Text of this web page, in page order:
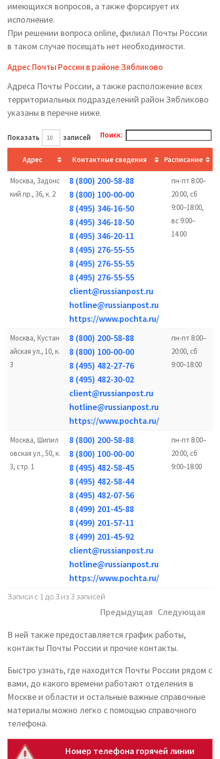
имеющихся вопросов, а также форсирует их
исполнение.
При решении вопроса online, филиал Почты России
в таком случае посещать нет необходимости.
Адрес Почты России в районе Зябликово
Адреса Почты России, а также расположение всех
территориальных подразделений район Зябликово
указаны в перечне ниже.
Показать записей Поиск:
Адрес Контактные сведения Расписание
Москва, Задонс
кий пр., 36, к. 2
8 (800) 200-58-88
8 (800) 100-00-00
8 (495) 346-16-50
8 (495) 346-18-50
8 (495) 346-20-11
8 (495) 276-55-55
8 (495) 276-55-55
8 (495) 276-55-55
client@russianpost.ru
hotline@russianpost.ru
https://www.pochta.ru/
пн-пт 8:00–
20:00, сб
9:00–18:00,
вс 9:00–
14:00
Москва, Кустан
айская ул., 10, к.
3
8 (800) 200-58-88
8 (800) 100-00-00
8 (495) 482-27-76
8 (495) 482-30-02
client@russianpost.ru
hotline@russianpost.ru
https://www.pochta.ru/
пн-пт 8:00–
20:00, сб
9:00–18:00
Москва, Шипил
овская ул., 50, к.
3, стр. 1
8 (800) 200-58-88
8 (800) 100-00-00
8 (495) 482-58-45
8 (495) 482-58-44
8 (495) 482-07-56
8 (499) 201-45-88
8 (499) 201-57-11
8 (499) 201-45-92
client@russianpost.ru
hotline@russianpost.ru
https://www.pochta.ru/
пн-пт 8:00–
20:00, сб
9:00–18:00
Записи с 1 до 3 из 3 записей
Предыдущая Следующая
В ней также предоставляется график работы,
контакты Почты России и прочие контакты.
Быстро узнать, где находится Почты России рядом с
вами, до какого времени работают отделения в
Москве и области и остальные важные справочные
материалы можно легко с помощью справочного
телефона.
Номер телефона горячей линии